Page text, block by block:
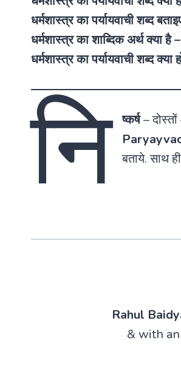
धर्मशास्त्र का पर्यायवाची
धर्मशास्त्र का शाब्दिक अर्थ
धर्मशास्त्र का पर्यायवाची
नि ष्कर्ष–
बताये. साथ
Rahul
& with an